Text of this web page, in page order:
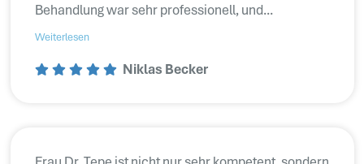
Behandlung war sehr professionell, und...
Weiterlesen
Niklas Becker